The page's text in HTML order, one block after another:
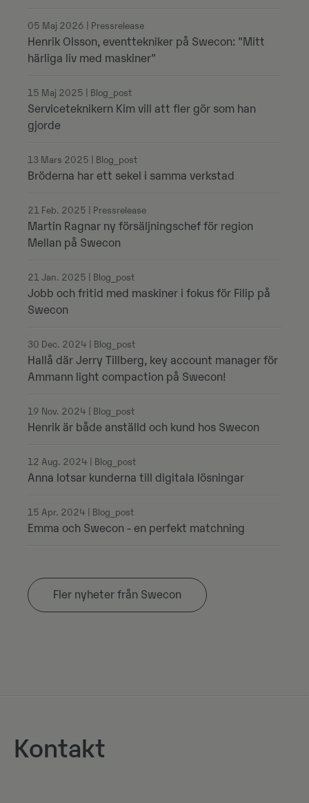
05 Maj 2026 | Pressrelease
Henrik Olsson, eventtekniker på Swecon: "Mitt
härliga liv med maskiner"
15 Maj 2025 | Blog_post
Serviceteknikern Kim vill att fler gör som han
gjorde
13 Mars 2025 | Blog_post
Bröderna har ett sekel i samma verkstad
21 Feb. 2025 | Pressrelease
Martin Ragnar ny försäljningschef för region
Mellan på Swecon
21 Jan. 2025 | Blog_post
Jobb och fritid med maskiner i fokus för Filip på
Swecon
30 Dec. 2024 | Blog_post
Hallå där Jerry Tillberg, key account manager för
Ammann light compaction på Swecon!
19 Nov. 2024 | Blog_post
Henrik är både anställd och kund hos Swecon
12 Aug. 2024 | Blog_post
Anna lotsar kunderna till digitala lösningar
15 Apr. 2024 | Blog_post
Emma och Swecon - en perfekt matchning
Fler nyheter från Swecon
Kontakt